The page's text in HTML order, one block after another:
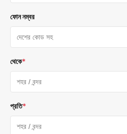
ফোন নম্বর
থেকে*
প্রতি*